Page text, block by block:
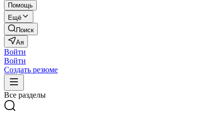
Помощь
Ещё
Поиск
Ая
Войти
Войти
Создать резюме
Все разделы